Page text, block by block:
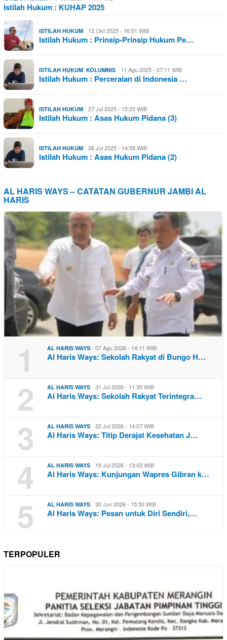
Istilah Hukum : KUHAP 2025
ISTILAH HUKUM 12 Okt 2025 - 16:51 WIB
Istilah Hukum : Prinsip-Prinsip Hukum Pe…
ISTILAH HUKUM, KOLUMNIS 11 Agu 2025 - 07:11 WIB
Istilah Hukum : Perceraian di Indonesia …
ISTILAH HUKUM 27 Jul 2025 - 15:25 WIB
Istilah Hukum : Asas Hukum Pidana (3)
ISTILAH HUKUM 26 Jul 2025 - 14:58 WIB
Istilah Hukum : Asas Hukum Pidana (2)
AL HARIS WAYS – CATATAN GUBERNUR JAMBI AL
HARIS
1 AL HARIS WAYS 07 Agu 2026 - 14:11 WIB
Al Haris Ways: Sekolah Rakyat di Bungo H…
2 AL HARIS WAYS 31 Jul 2026 - 11:35 WIB
Al Haris Ways: Sekolah Rakyat Terintegra…
3 AL HARIS WAYS 22 Jul 2026 - 14:07 WIB
Al Haris Ways: Titip Derajat Kesehatan J…
4 AL HARIS WAYS 19 Jul 2026 - 13:03 WIB
Al Haris Ways: Kunjungan Wapres Gibran k…
5 AL HARIS WAYS 30 Jun 2026 - 15:50 WIB
Al Haris Ways: Pesan untuk Diri Sendiri,…
TERPOPULER